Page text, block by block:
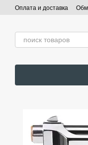
Перейти к основному
Оплата и доставка